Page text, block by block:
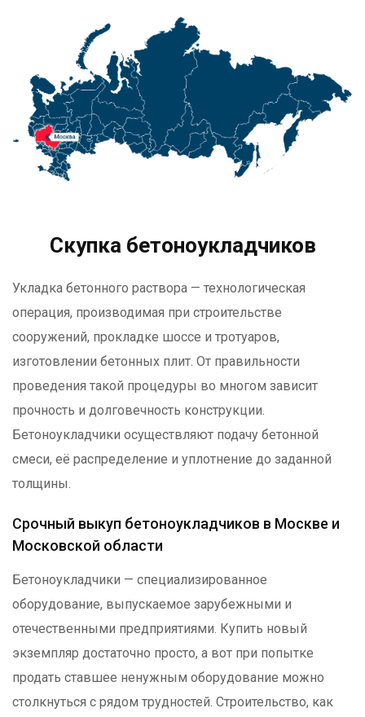
Скупка бетоноукладчиков
Укладка бетонного раствора — технологическая
операция, производимая при строительстве
сооружений, прокладке шоссе и тротуаров,
изготовлении бетонных плит. От правильности
проведения такой процедуры во многом зависит
прочность и долговечность конструкции.
Бетоноукладчики осуществляют подачу бетонной
смеси, её распределение и уплотнение до заданной
толщины.
Срочный выкуп бетоноукладчиков в Москве и
Московской области
Бетоноукладчики — специализированное
оборудование, выпускаемое зарубежными и
отечественными предприятиями. Купить новый
экземпляр достаточно просто, а вот при попытке
продать ставшее ненужным оборудование можно
столкнуться с рядом трудностей. Строительство, как